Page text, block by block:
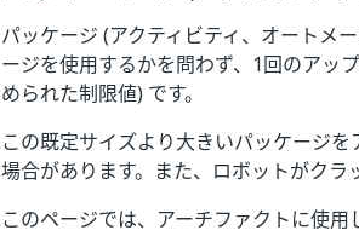
パッケージ (アクティビティ、オートメ
ージを使用するかを問わず、1回のアッ
められた制限値) です。
この既定サイズより大きいパッケージ
場合があります。また、ロボットがクラ
このページでは、アーチファクトに使